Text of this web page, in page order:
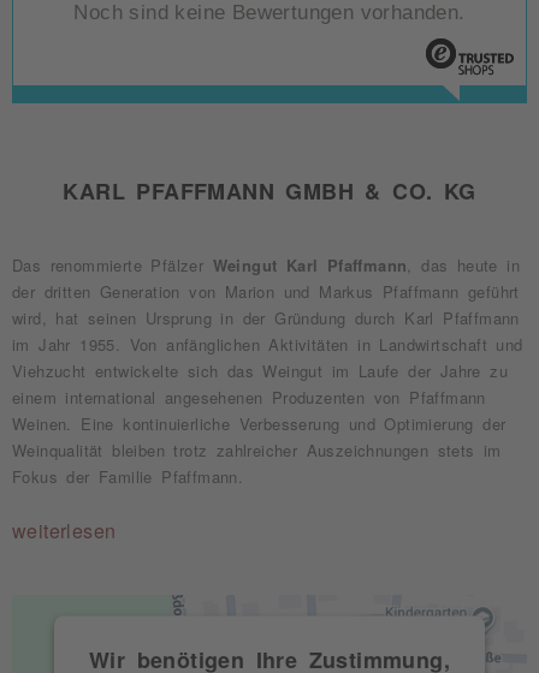
Noch sind keine Bewertungen vorhanden.
KARL PFAFFMANN GMBH & CO. KG
Das renommierte Pfälzer Weingut Karl Pfaffmann
, das heute in
der dritten Generation von Marion und Markus Pfaffmann geführt
wird, hat seinen Ursprung in der Gründung durch Karl Pfaffmann
im Jahr 1955. Von anfänglichen Aktivitäten in Landwirtschaft und
Viehzucht entwickelte sich das Weingut im Laufe der Jahre zu
einem international angesehenen Produzenten von Pfaffmann
Weinen. Eine kontinuierliche Verbesserung und Optimierung der
Weinqualität bleiben trotz zahlreicher Auszeichnungen stets im
Fokus der Familie Pfaffmann.
weiterlesen
Wir benötigen Ihre Zustimmung,